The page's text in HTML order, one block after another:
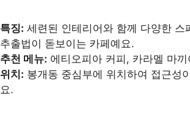
특징: 세련된 인테리어와 함께 다양한
추출법이 돋보이는 카페예요.
추천 메뉴: 에티오피아 커피, 카라멜 마
위치: 봉개동 중심부에 위치하여 접근성
요.